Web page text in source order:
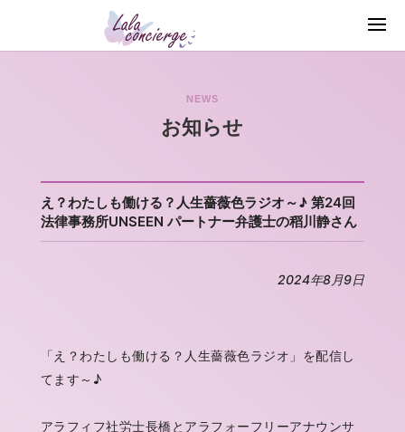
NEWS
お知らせ
え？わたしも働ける？人生薔薇色ラジオ～♪ 第24回
法律事務所UNSEEN パートナー弁護士の稻川静さん
2024年8月9日
「え？わたしも働ける？人生薔薇色ラジオ」を配信し
てます～♪
アラフィフ社労士長橋とアラフォーフリーアナウンサ